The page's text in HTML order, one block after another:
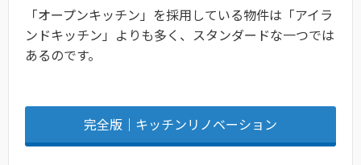
「オープンキッチン」を採用している物件は「アイラ
ンドキッチン」よりも多く、スタンダードな一つでは
あるのです。
完全版｜キッチンリノベーション